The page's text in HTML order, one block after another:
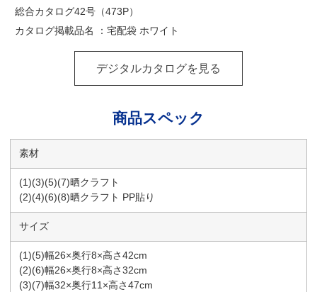
総合カタログ42号（473P）
カタログ掲載品名 ：宅配袋 ホワイト
デジタルカタログを見る
商品スペック
素材
(1)(3)(5)(7)晒クラフト
(2)(4)(6)(8)晒クラフト PP貼り
サイズ
(1)(5)幅26×奥行8×高さ42cm
(2)(6)幅26×奥行8×高さ32cm
(3)(7)幅32×奥行11×高さ47cm